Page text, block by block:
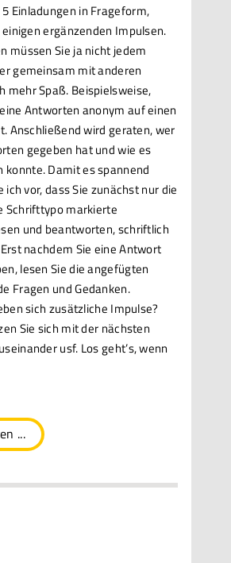
Einladungen in Frageform,
ergänzenden Impulsen.
müssen Sie ja nicht jedem
gemeinsam mit anderen
mehr Spaß. Beispielsweise,
Antworten anonym auf einen
Anschließend wird geraten, wer
gegeben hat und wie es
konnte. Damit es spannend
ich vor, dass Sie zunächst nur die
Schrifttypo markierte
und beantworten, schriftlich
nachdem Sie eine Antwort
lesen Sie die angefügten
Fragen und Gedanken.
sich zusätzliche Impulse?
Sie sich mit der nächsten
usf. Los geht’s, wenn
...